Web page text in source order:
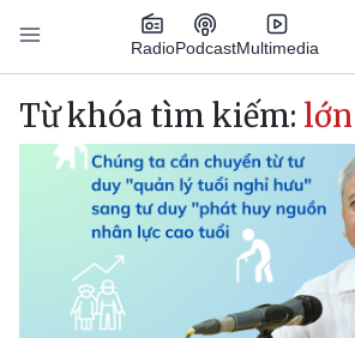
Nhảy đến nội dung
RadioPodcastMultimedia
Main navigation
Từ khóa tìm kiếm: